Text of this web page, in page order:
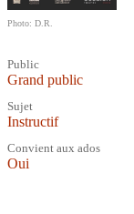
Photo: D.R.
Public
Grand public
Sujet
Instructif
Convient aux ados
Oui